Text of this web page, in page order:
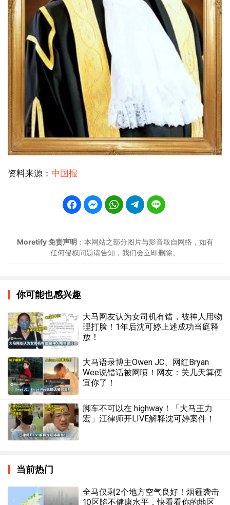
资料来源： 中国报
Moretify 免责声明 ：本网站之部分图片与影音取自网络，如有
任何侵权问题请告知，我们会立即删除。
你可能也感兴趣
大马网友认为女司机有错，被神人用物
理打脸！1年后沈可婷上述成功当庭释
放！
大马语录博主Owen JC、网红Bryan
Wee说错话被网喷！网友：关几天算便
宜你了！
脚车不可以在 highway！「大马王力
宏」江律师开LIVE解释沈可婷案件！
当前热门
全马仅剩2个地方空气良好！烟霾袭击
10区陷不健康水平，快看看你的地区